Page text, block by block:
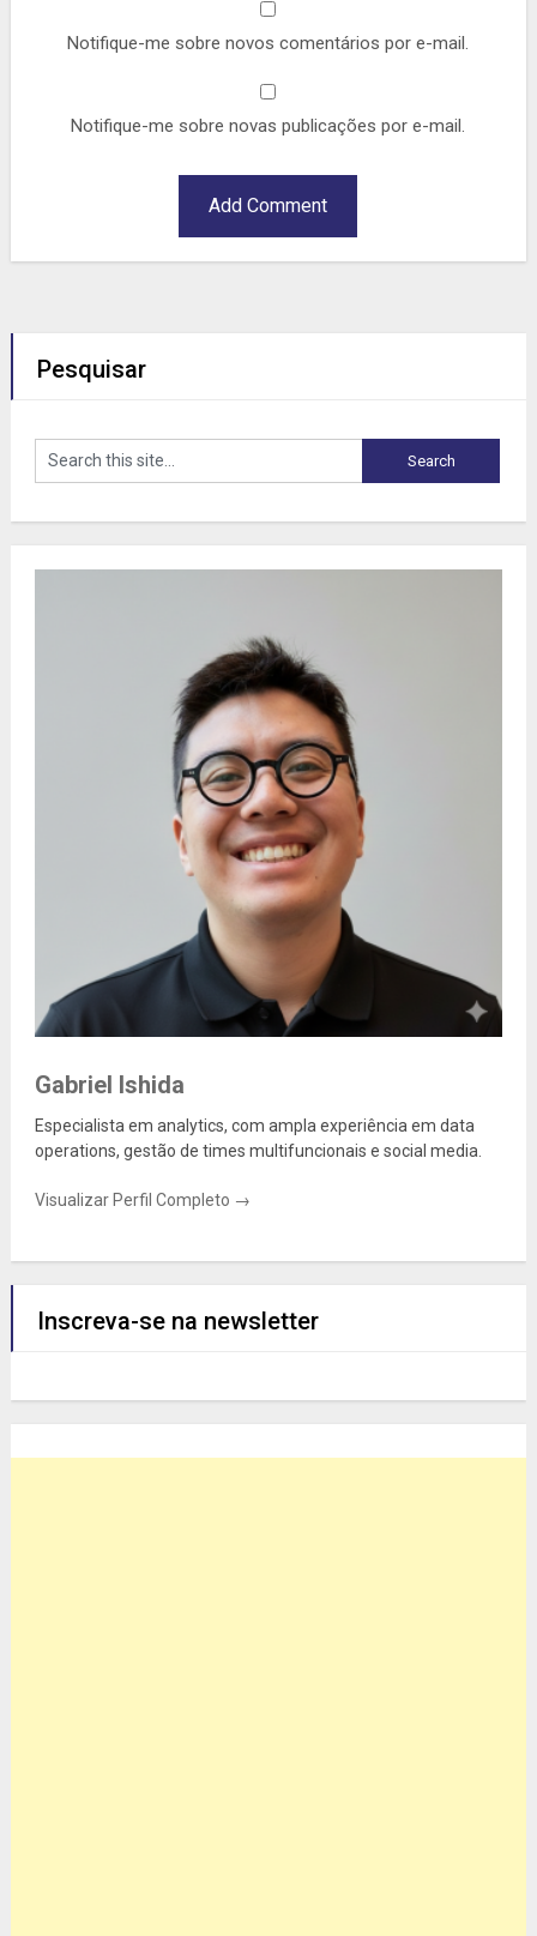
Notifique-me sobre novos comentários por e-mail.
Notifique-me sobre novas publicações por e-mail.
Pesquisar
Gabriel Ishida
Especialista em analytics, com ampla experiência em data
operations, gestão de times multifuncionais e social media.
Visualizar Perfil Completo →
Inscreva-se na newsletter